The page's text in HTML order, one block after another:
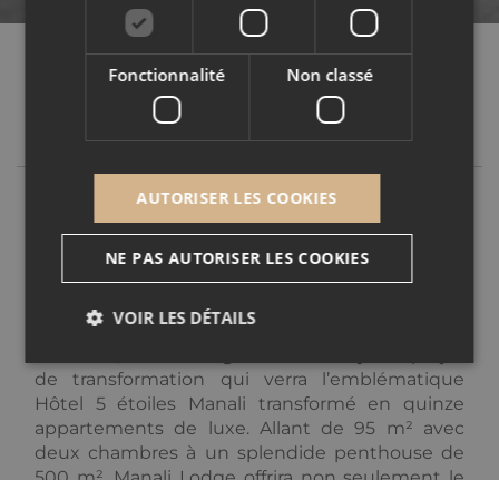
COURCHEVEL, LES 3 VALLÉES,
Nous sommes ravis d'annoncer le lancement de
notre nouveau programmeManali Lodge
cœur de Courchevel Moriond, l'un des villages
les plus réputés des Trois Vallées. Offrant un
véritable accès skis aux pieds dans le centre de
de transformation qui verra l’emblématique
Hôtel 5 étoiles Manali transformé en quinze
appartements de luxe. Allant de 95 m² avec
deux chambres à un splendide penthouse de
Fonctionnalité Non classé
AUTORISER LES COOKIES
NE PAS AUTORISER LES COOKIES
VOIR LES DÉTAILS
Nécessaire Performance
Ciblage
Fonctionnalité
Non classé